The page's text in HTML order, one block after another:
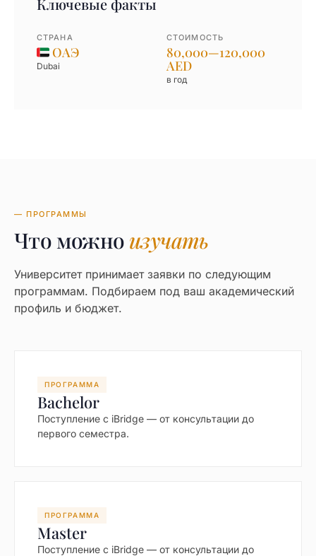
Ключевые факты
СТРАНА
ОАЭ
Dubai
СТОИМОСТЬ
80,000—120,000
AED
в год
— ПРОГРАММЫ
Что можно изучать
Университет принимает заявки по следующим
программам. Подбираем под ваш академический
профиль и бюджет.
ПРОГРАММА
Bachelor
Поступление с iBridge — от консультации до
первого семестра.
ПРОГРАММА
Master
Поступление с iBridge — от консультации до